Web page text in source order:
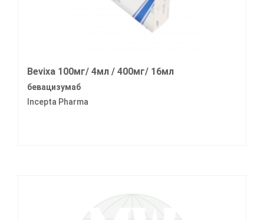
Bevixa 100мг/ 4мл / 400мг/ 16мл
бевацизумаб
Incepta Pharma